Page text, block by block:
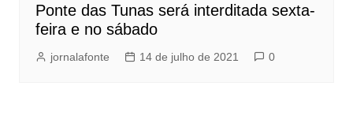
Ponte das Tunas será interditada sexta-
feira e no sábado
jornalafonte 14 de julho de 2021 0